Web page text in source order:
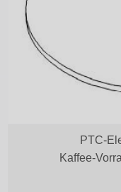
PTC-
Kaffee-